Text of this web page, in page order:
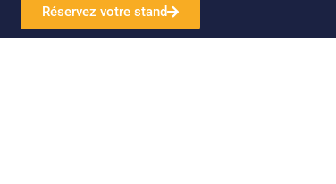
Réservez votre stand